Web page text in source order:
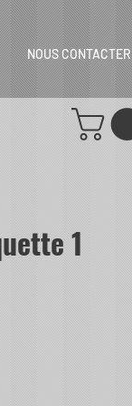
NOUS CONTACTER
1